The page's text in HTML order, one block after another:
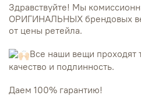
Здравствуйте! Мы
ОРИГИНАЛЬНЫХ брендовых
от цены ретейла.
Все наши вещи проходят
качество и подлинность.
Даем 100% гарантию!